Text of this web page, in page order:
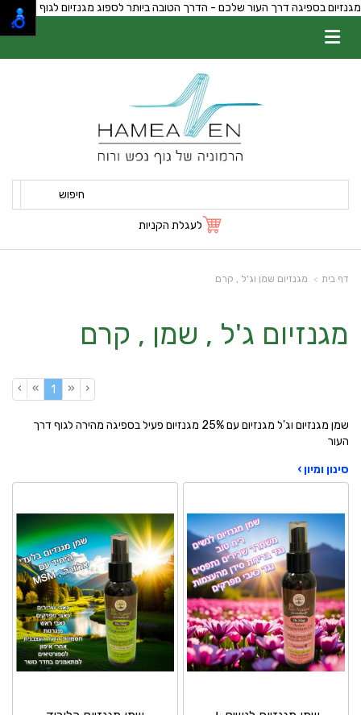
מגנזיום בספיגה דרך העור שלכם - הדרך הטובה ביותר לספוג מגנזיום לגוף
חיפוש
לעגלת הקניות
דף בית מגנזיום שמן וג'ל , קרם
מגנזיום ג'ל , שמן , קרם
‹
«
1
(current)
»
›
שמן מגנזיום וג'ל מגנזיום עם 25% מגנזיום פעיל בספיגה מהירה לגוף דרך
העור
סינון ומיון ›